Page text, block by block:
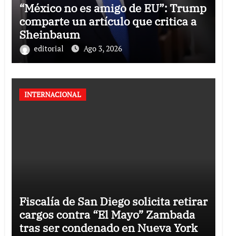
“México no es amigo de EU”: Trump
comparte un artículo que critica a
Sheinbaum
editorial Ago 3, 2026
INTERNACIONAL
Fiscalía de San Diego solicita retirar
cargos contra “El Mayo” Zambada
tras ser condenado en Nueva York